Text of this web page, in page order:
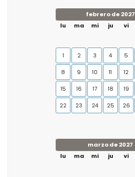
febrero de 2027
lu
ma mi ju vi
1 2 3 4 5
8 9 10 11 12
15 16 17 18 19
22 23 24 25 26
marzo de 2027
lu
ma mi ju vi